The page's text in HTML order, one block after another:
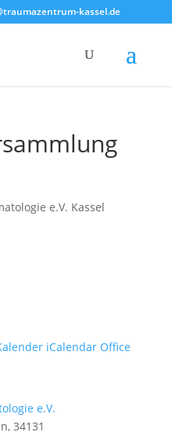
kassel.de
iCalendar Office
e.V.
34131